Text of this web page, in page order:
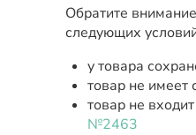
Обратите
следующих
у товара
товар не имеет
товар не
№2463